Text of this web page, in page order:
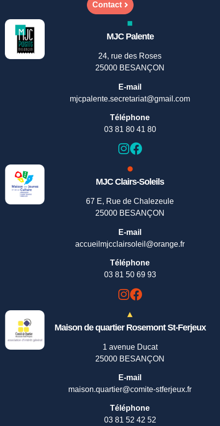
Contact
MJC Palente
24, rue des Roses
25000 BESANÇON
E-mail
mjcpalente.secretariat@gmail.com
Téléphone
03 81 80 41 80
MJC Clairs-Soleils
67 E, Rue de Chalezeule
25000 BESANÇON
E-mail
accueilmjcclairsoleil@orange.fr
Téléphone
03 81 50 69 93
Maison de quartier Rosemont St-Ferjeux
1 avenue Ducat
25000 BESANÇON
E-mail
maison.quartier@comite-stferjeux.fr
Téléphone
03 81 52 42 52